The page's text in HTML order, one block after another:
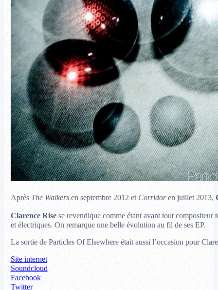
Après The Walkersen septembre 2012 et Corridoren juillet 2013,
Clarence Risese revendique comme étant avant tout compositeur
et électriques. On remarque une belle évolution au fil de ses EP.
La sortie de Particles Of Elsewhere était aussi l’occasion pour
Site internet
Soundcloud
Facebook
Twitter